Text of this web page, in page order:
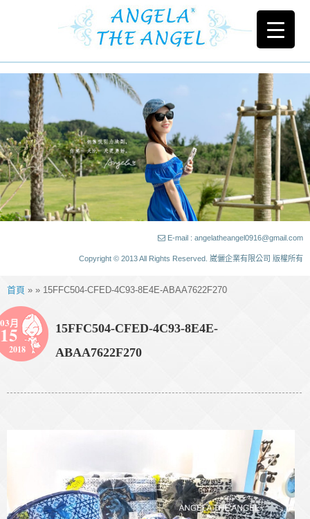
E-mail : angelatheangel0916@gmail.com
Copyright © 2013 All Rights Reserved. 崴儷企業有限公司 版權所有
首頁 » » 15FFC504-CFED-4C93-8E4E-ABAA7622F270
03月
15
2018
15FFC504-CFED-4C93-8E4E-
ABAA7622F270